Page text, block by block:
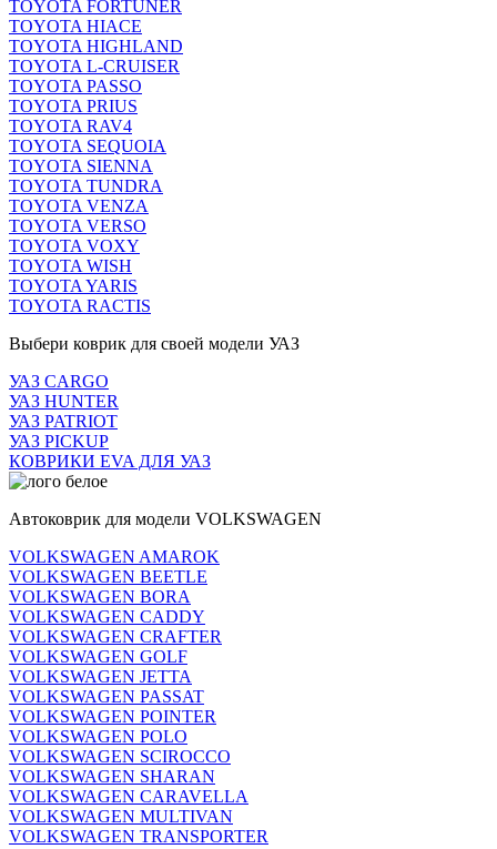
TOYOTA FORTUNER
TOYOTA HIACE
TOYOTA HIGHLAND
TOYOTA L-CRUISER
TOYOTA PASSO
TOYOTA PRIUS
TOYOTA RAV4
TOYOTA SEQUOIA
TOYOTA SIENNA
TOYOTA TUNDRA
TOYOTA VENZA
TOYOTA VERSO
TOYOTA VOXY
TOYOTA WISH
TOYOTA YARIS
TOYOTA RACTIS
Выбери коврик для своей модели УАЗ
УАЗ CARGO
УАЗ HUNTER
УАЗ PATRIOT
УАЗ PICKUP
КОВРИКИ EVA ДЛЯ УАЗ
Автоковрик для модели VOLKSWAGEN
VOLKSWAGEN AMAROK
VOLKSWAGEN BEETLE
VOLKSWAGEN BORA
VOLKSWAGEN CADDY
VOLKSWAGEN CRAFTER
VOLKSWAGEN GOLF
VOLKSWAGEN JETTA
VOLKSWAGEN PASSAT
VOLKSWAGEN POINTER
VOLKSWAGEN POLO
VOLKSWAGEN SCIROCCO
VOLKSWAGEN SHARAN
VOLKSWAGEN CARAVELLA
VOLKSWAGEN MULTIVAN
VOLKSWAGEN TRANSPORTER